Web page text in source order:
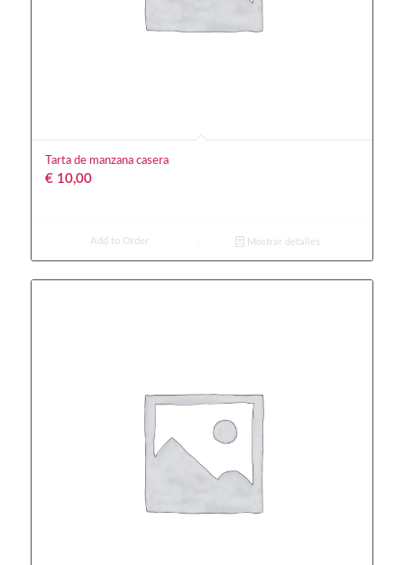
Tarta de manzana casera
€10,00
Add to Order Mostrar detalles